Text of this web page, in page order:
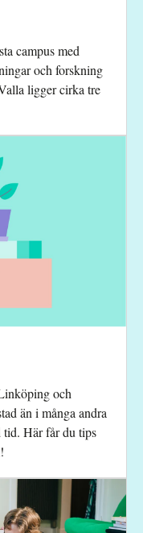
campus med
och forskning
ligger cirka tre
och
än i många andra
tid. Här får du tips